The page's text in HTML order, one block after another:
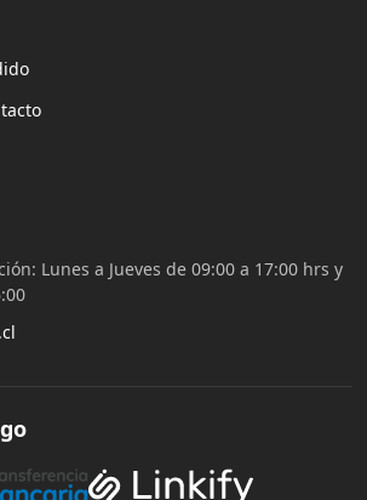
Lunes a Jueves de 09:00 a 17:00 hrs y